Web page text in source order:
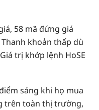
58 mã đứng giá
khoản thấp dù
trị khớp lệnh HoSE
sáng khi họ mua
trên toàn thị trường,